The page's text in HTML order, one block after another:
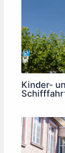
Kinder-